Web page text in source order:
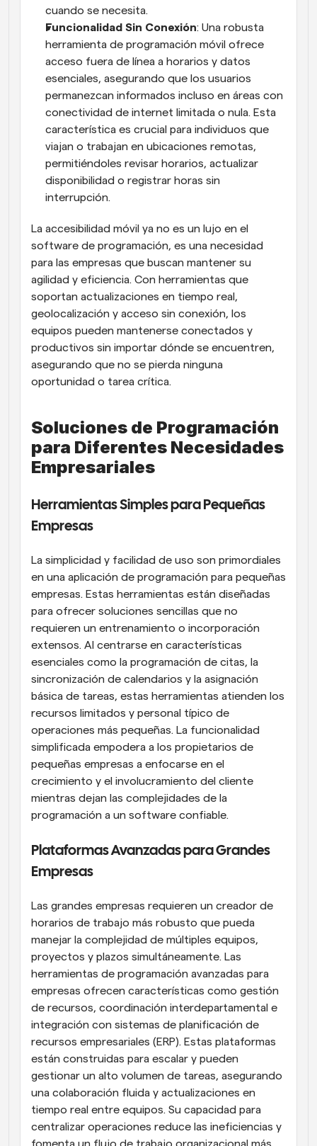
cuando se necesita.
Funcionalidad Sin Conexión: Una robusta
herramienta de programación móvil ofrece
acceso fuera de línea a horarios y datos
esenciales, asegurando que los usuarios
permanezcan informados incluso en áreas con
conectividad de internet limitada o nula. Esta
característica es crucial para individuos que
viajan o trabajan en ubicaciones remotas,
permitiéndoles revisar horarios, actualizar
disponibilidad o registrar horas sin
interrupción.
La accesibilidad móvil ya no es un lujo en el
software de programación, es una necesidad
para las empresas que buscan mantener su
agilidad y eficiencia. Con herramientas que
soportan actualizaciones en tiempo real,
geolocalización y acceso sin conexión, los
equipos pueden mantenerse conectados y
productivos sin importar dónde se encuentren,
asegurando que no se pierda ninguna
oportunidad o tarea crítica.
Soluciones de Programación
para Diferentes Necesidades
Empresariales
Herramientas Simples para Pequeñas
Empresas
La simplicidad y facilidad de uso son primordiales
en una aplicación de programación para pequeñas
empresas. Estas herramientas están diseñadas
para ofrecer soluciones sencillas que no
requieren un entrenamiento o incorporación
extensos. Al centrarse en características
esenciales como la programación de citas, la
sincronización de calendarios y la asignación
básica de tareas, estas herramientas atienden los
recursos limitados y personal típico de
operaciones más pequeñas. La funcionalidad
simplificada empodera a los propietarios de
pequeñas empresas a enfocarse en el
crecimiento y el involucramiento del cliente
mientras dejan las complejidades de la
programación a un software confiable.
Plataformas Avanzadas para Grandes
Empresas
Las grandes empresas requieren un creador de
horarios de trabajo más robusto que pueda
manejar la complejidad de múltiples equipos,
proyectos y plazos simultáneamente. Las
herramientas de programación avanzadas para
empresas ofrecen características como gestión
de recursos, coordinación interdepartamental e
integración con sistemas de planificación de
recursos empresariales (ERP). Estas plataformas
están construidas para escalar y pueden
gestionar un alto volumen de tareas, asegurando
una colaboración fluida y actualizaciones en
tiempo real entre equipos. Su capacidad para
centralizar operaciones reduce las ineficiencias y